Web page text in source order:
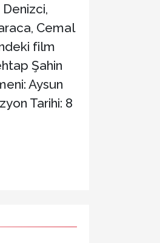
Denizci,
Cemal
film
Şahin
Aysun
Tarihi: 8